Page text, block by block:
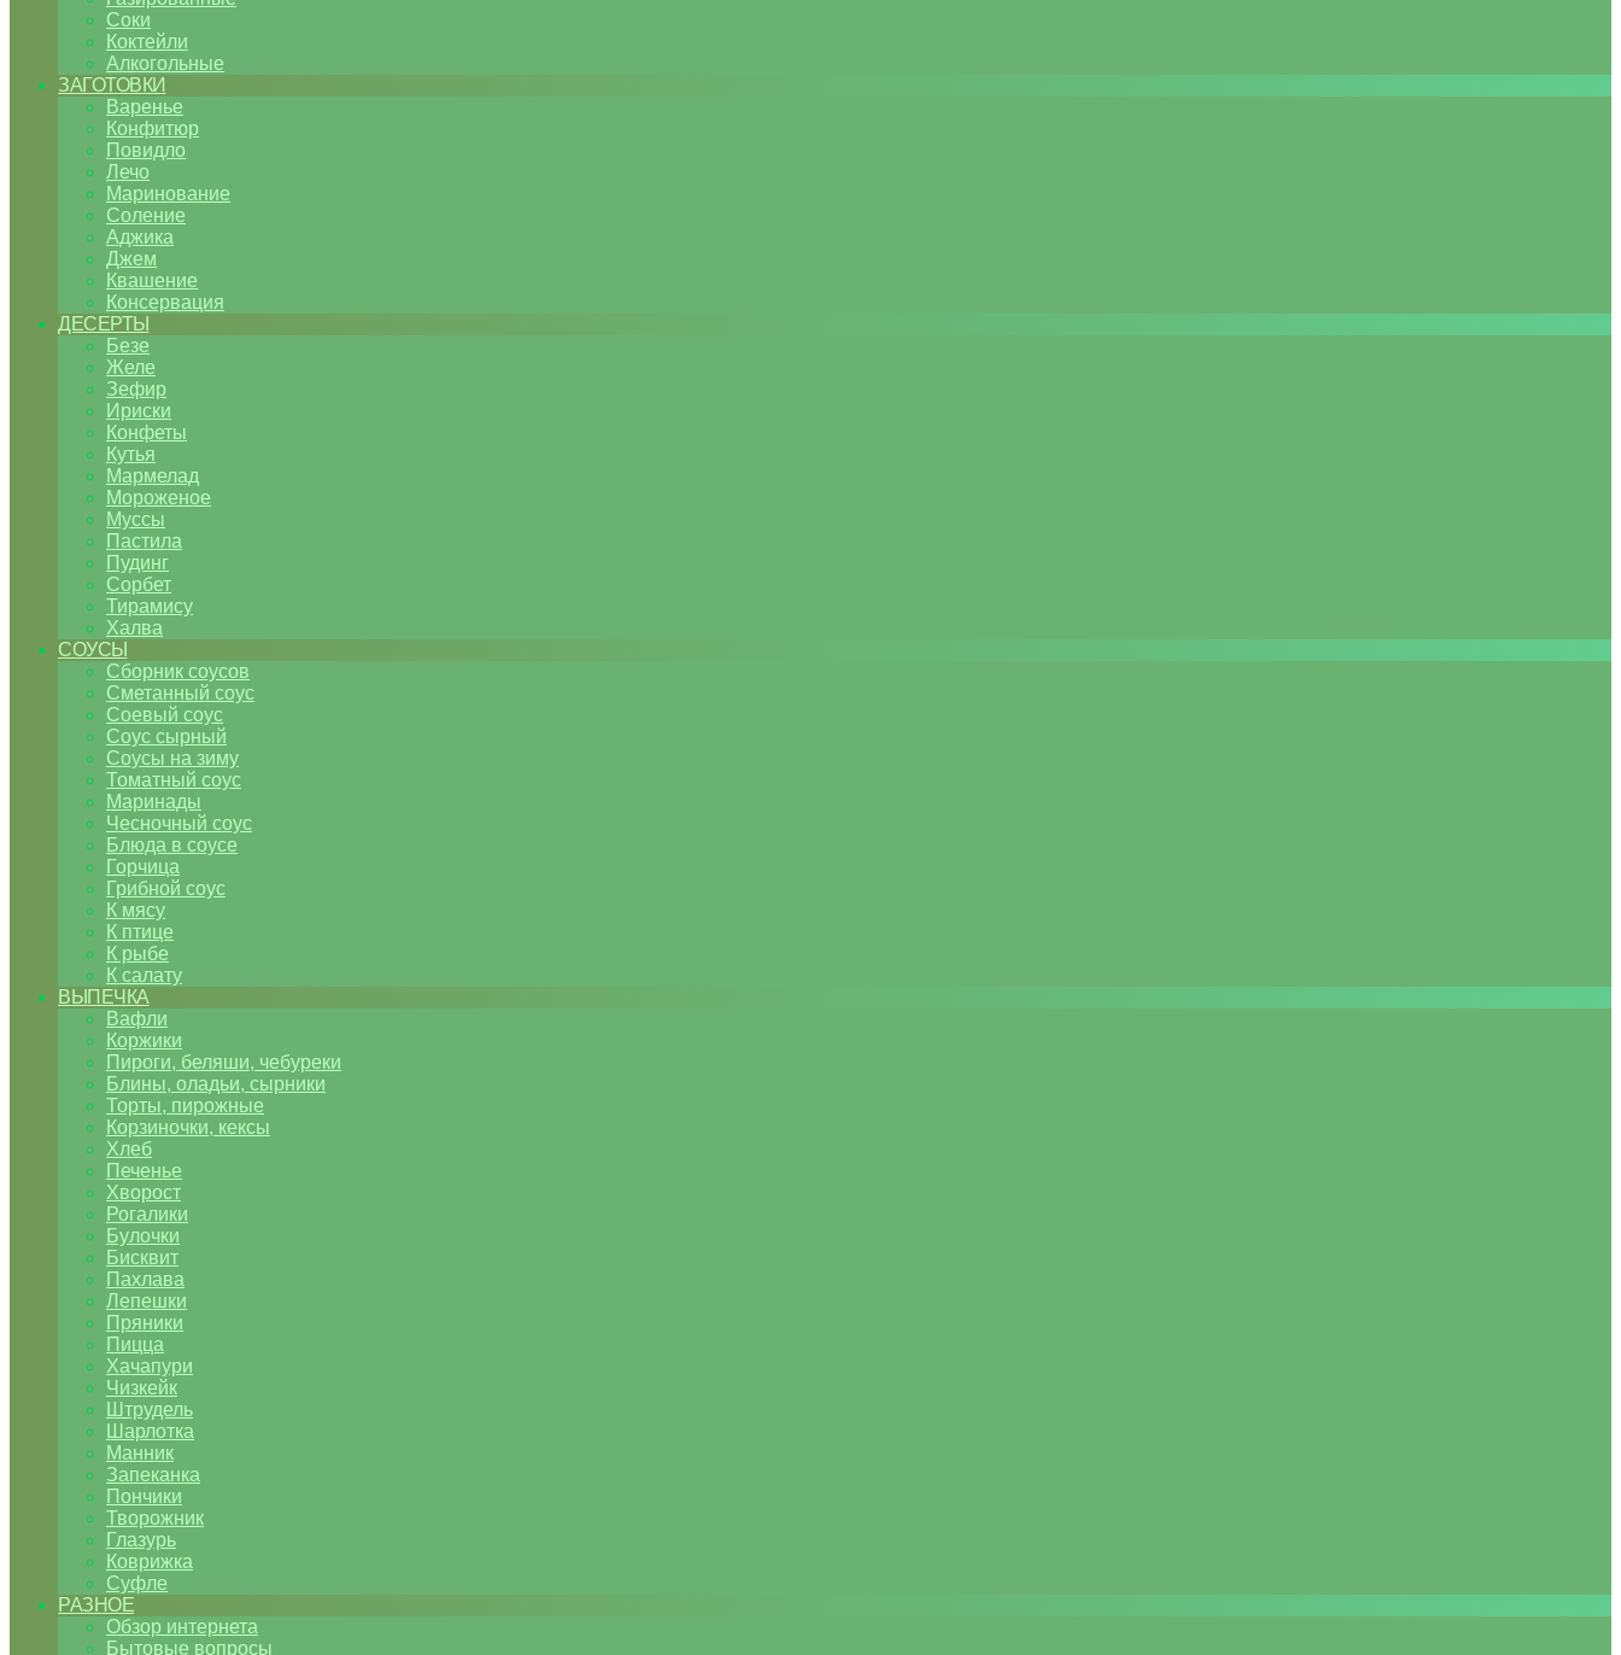
Соки
Коктейли
Алкогольные
ЗАГОТОВКИ
Варенье
Конфитюр
Повидло
Лечо
Маринование
Соление
Аджика
Джем
Квашение
Консервация
ДЕСЕРТЫ
Безе
Желе
Зефир
Ириски
Конфеты
Кутья
Мармелад
Мороженое
Муссы
Пастила
Пудинг
Сорбет
Тирамису
Халва
СОУСЫ
Сборник соусов
Сметанный соус
Соевый соус
Соус сырный
Соусы на зиму
Томатный соус
Маринады
Чесночный соус
Блюда в соусе
Горчица
Грибной соус
К мясу
К птице
К рыбе
К салату
ВЫПЕЧКА
Вафли
Коржики
Пироги, беляши, чебуреки
Блины, оладьи, сырники
Торты, пирожные
Корзиночки, кексы
Хлеб
Печенье
Хворост
Рогалики
Булочки
Бисквит
Пахлава
Лепешки
Пряники
Пицца
Хачапури
Чизкейк
Штрудель
Шарлотка
Манник
Запеканка
Пончики
Творожник
Глазурь
Коврижка
Суфле
РАЗНОЕ
Обзор интернета
Бытовые вопросы